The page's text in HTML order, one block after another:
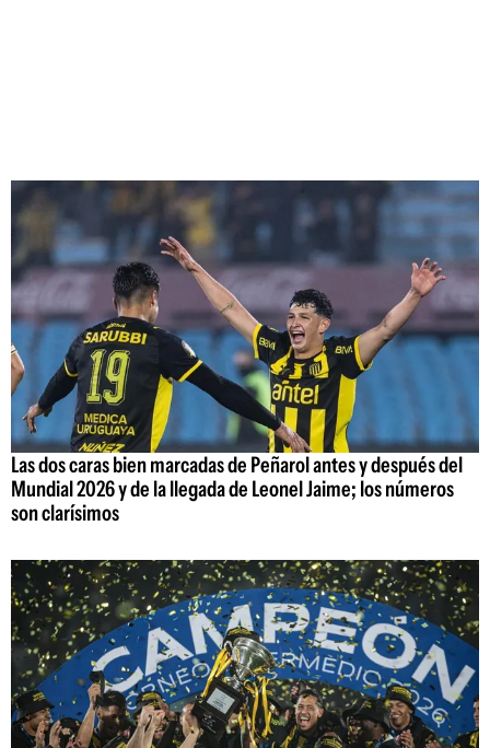
Las dos caras bien marcadas de Peñarol antes y después del
Mundial 2026 y de la llegada de Leonel Jaime; los números
son clarísimos